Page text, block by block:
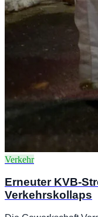
Verkehr
Erneuter KVB-
Verkehrskollaps